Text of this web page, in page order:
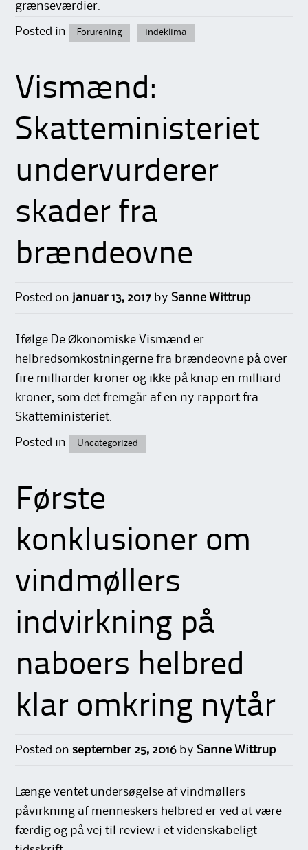
grænseværdier.
Posted in Forurening indeklima
Vismænd:
Skatteministeriet
undervurderer
skader fra
brændeovne
Posted on januar 13, 2017 bySanne Wittrup
Ifølge De Økonomiske Vismænd er
helbredsomkostningerne fra brændeovne på over
fire milliarder kroner og ikke på knap en milliard
kroner, som det fremgår af en ny rapport fra
Skatteministeriet.
Posted in Uncategorized
Første
konklusioner om
vindmøllers
indvirkning på
naboers helbred
klar omkring nytår
Posted onseptember 25, 2016 bySanne Wittrup
Længe ventet undersøgelse af vindmøllers
påvirkning af menneskers helbred er ved at være
færdig og på vej til review i et videnskabeligt